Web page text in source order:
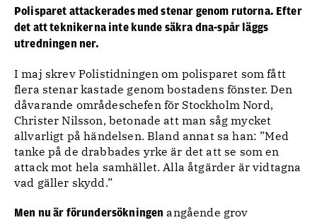
Polisparet attackerades med stenar genom rutorna. Efter
det att teknikerna inte kunde säkra dna-spår läggs
utredningen ner.
I maj skrev Polistidningen om polisparet som fått
flera stenar kastade genom bostadens fönster. Den
dåvarande områdeschefen för Stockholm Nord,
Christer Nilsson, betonade att man såg mycket
allvarligt på händelsen. Bland annat sa han: ”Med
tanke på de drabbades yrke är det att se som en
attack mot hela samhället. Alla åtgärder är vidtagna
vad gäller skydd.”
Men nu är förundersökningen angående grov